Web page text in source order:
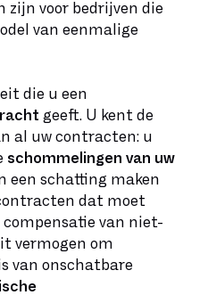
zijn voor bedrijven die
van eenmalige
die u een
geeft. U kent de
al uw contracten: u
schommelingen van uw
een schatting maken
dat moet
van niet-
vermogen om
van onschatbare